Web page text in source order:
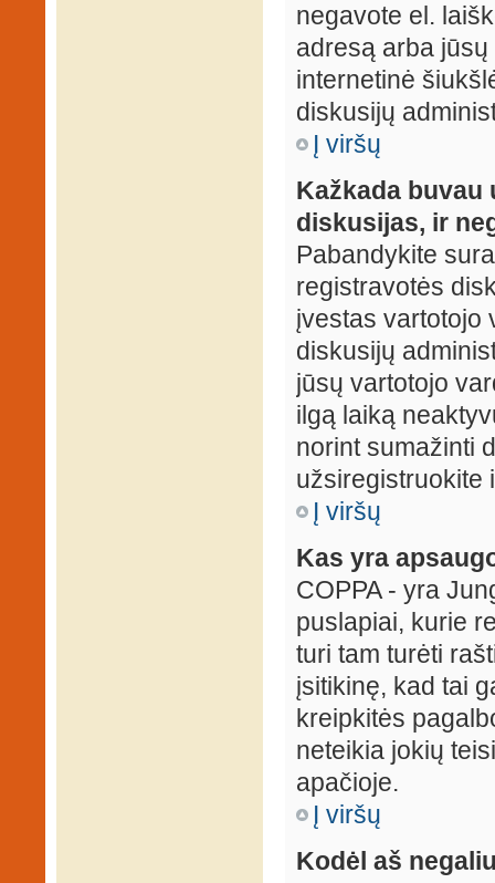
negavote el.
adresą arba
internetinė
diskusijų
Į viršų
Kažkada buvau
diskusijas, ir
Pabandykite
registravotės
įvestas vartotojo
diskusijų
jūsų vartotojo
ilgą laiką
norint sumažinti
užsiregistruokite
Į viršų
Kas yra
COPPA - yra
puslapiai, kurie
turi tam turėti
įsitikinę, kad tai
kreipkitės
neteikia jokių
apačioje.
Į viršų
Kodėl aš